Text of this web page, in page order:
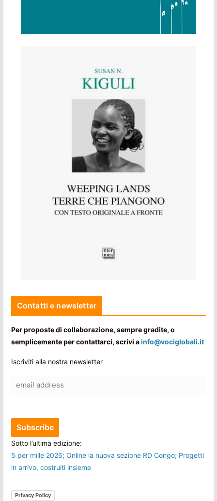
Contatti e newsletter
Per proposte di collaborazione, sempre gradite, o
semplicemente per contattarci, scrivi ainfo@vociglobali.it
Iscriviti alla nostra newsletter
Sotto l’ultima edizione:
5 per mille 2026; Online la nuova sezione RD Congo; Progetti
in arrivo, costruiti insieme
Privacy Policy